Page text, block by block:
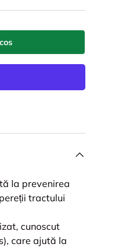
la prevenirea
tractului
cunoscut
care ajută la